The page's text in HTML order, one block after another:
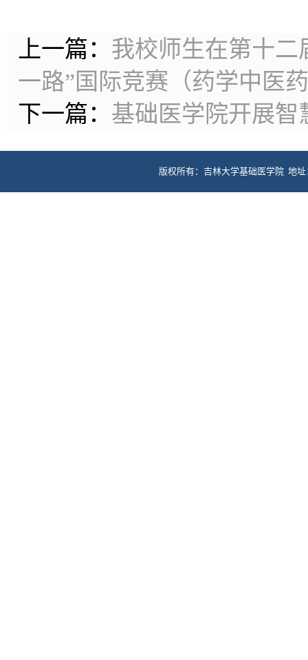
上一篇： 我校师生在第十二
一路”国际竞赛（药学中医
下一篇： 基础医学院开展智
版权所有：吉林大学基础医学院 地